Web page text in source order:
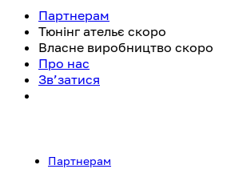
Партнерам
Тюнінг ательє скоро
Власне виробництво скоро
Про нас
Зв’затися
Партнерам